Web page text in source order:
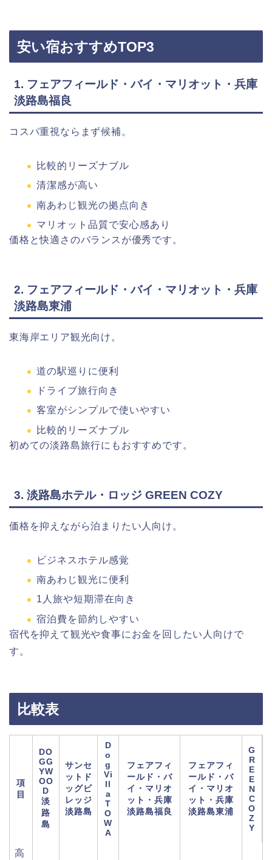
安い宿おすすめTOP3
1. フェアフィールド・バイ・マリオット・兵庫
淡路島福良
コスパ重視ならまず候補。
比較的リーズナブル
清潔感が高い
南あわじ観光の拠点向き
マリオット品質で安心感あり
価格と快適さのバランスが優秀です。
2. フェアフィールド・バイ・マリオット・兵庫
淡路島東浦
東海岸エリア観光向け。
道の駅巡りに便利
ドライブ旅行向き
客室がシンプルで使いやすい
比較的リーズナブル
初めての淡路島旅行にもおすすめです。
3. 淡路島ホテル・ロッジ GREEN COZY
価格を抑えながら泊まりたい人向け。
ビジネスホテル感覚
南あわじ観光に便利
1人旅や短期滞在向き
宿泊費を節約しやすい
宿代を抑えて観光や食事にお金を回したい人向けで
す。
比較表
項
目
DO
GG
YW
OO
D
淡
路
島
サンセ
ットド
ッグビ
レッジ
淡路島
D
o
g
Vi
ll
a
T
O
W
A
フェアフィ
ールド・バ
イ・マリオ
ット・兵庫
淡路島福良
フェアフィ
ールド・バ
イ・マリオ
ット・兵庫
淡路島東浦
G
R
E
E
N
C
O
Z
Y
高